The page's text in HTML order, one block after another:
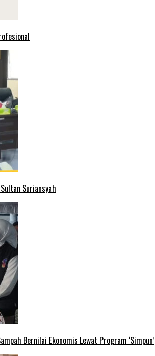
Suriansyah
Bernilai Ekonomis Lewat Program ‘Simpun’